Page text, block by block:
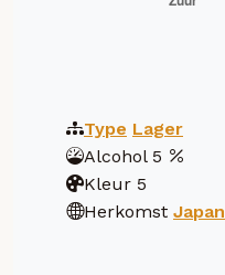
Type Lager
Alcohol 5
Kleur 5
Herkomst Japan